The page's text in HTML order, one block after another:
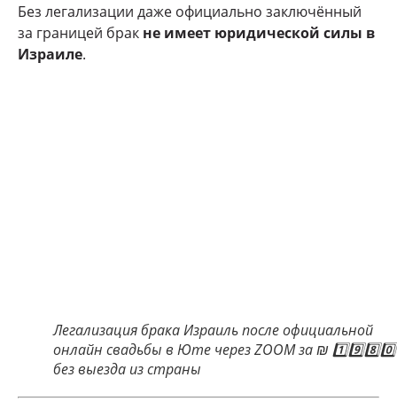
Без легализации даже официально заключённый
за границей брак не имеет юридической силы в
Израиле.
Легализация брака Израиль после официальной
онлайн свадьбы в Юте через ZOOM за ₪
без выезда из страны